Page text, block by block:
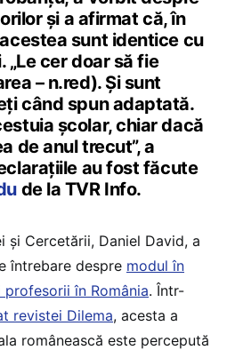
și a afirmat că, în
sunt identice cu
„Le cer doar să fie
– n.red). Și sunt
când spun adaptată.
școlar, chiar dacă
de anul trecut”, a
au fost făcute
de la TVR Info.
și Cercetării, Daniel David, a
întrebare despre modul în
în România. Într-
revistei Dilema, acesta a
românească este percepută